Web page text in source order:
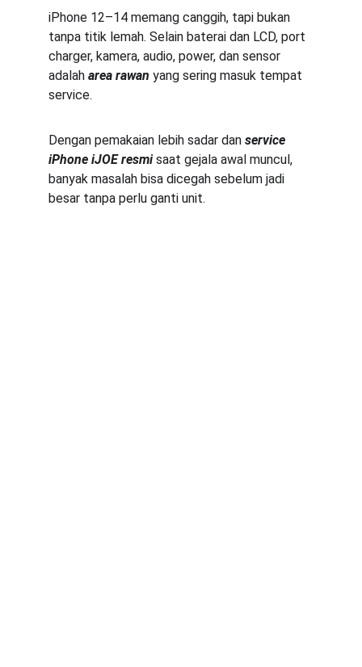
iPhone 12–14 memang canggih, tapi bukan
tanpa titik lemah. Selain baterai dan LCD, port
charger, kamera, audio, power, dan sensor
adalah area rawan yang sering masuk tempat
service.
Dengan pemakaian lebih sadar dan service
iPhone iJOE resmi saat gejala awal muncul,
banyak masalah bisa dicegah sebelum jadi
besar tanpa perlu ganti unit.